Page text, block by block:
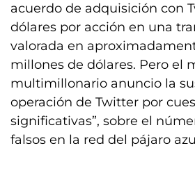
acuerdo de adquisición con
dólares por acción en una
valorada en
millones de dólares. Pero el
multimillonario anuncio la
operación de Twitter por
significativas”, sobre el
falsos en la red del pájaro